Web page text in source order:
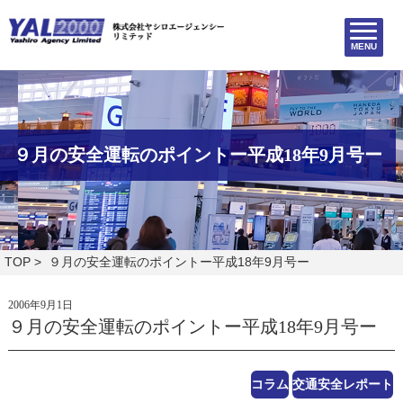
MENU
９月の安全運転のポイントー平成18年9月号ー
TOP > ９月の安全運転のポイントー平成18年9月号ー
2006年9月1日
９月の安全運転のポイントー平成18年9月号ー
コラム 交通安全レポート